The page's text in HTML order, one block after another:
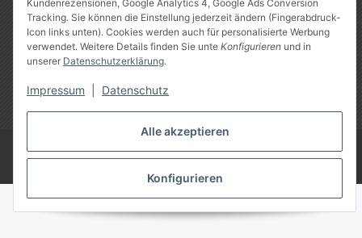
Alle akzeptieren
Konfigurieren
Kundenrezensionen, Google Analytics 4, Google Ads Conversion
Tracking. Sie können die Einstellung jederzeit ändern (Fingerabdruck-
Icon links unten). Cookies werden auch für personalisierte Werbung
verwendet. Weitere Details finden Sie unte Konfigurieren und in
unserer Datenschutzerklärung.
Impressum Datenschutz
Vertrag widerrufen
* Alle Preise inkl. gesetzlicher USt., zzgl.Versand
Google Analytics deaktivieren
©Treuheld-Piercing Shop